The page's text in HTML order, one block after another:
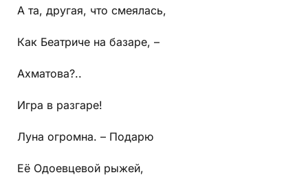
А та, другая, что смеялась,
Как Беатриче на базаре, –
Ахматова?..
Игра в разгаре!
Луна огромна. – Подарю
Её Одоевцевой рыжей,